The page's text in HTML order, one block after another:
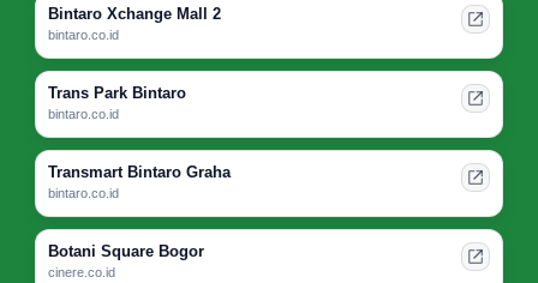
Bintaro Xchange Mall 2
bintaro.co.id
Trans Park Bintaro
bintaro.co.id
Transmart Bintaro Graha
bintaro.co.id
Botani Square Bogor
cinere.co.id